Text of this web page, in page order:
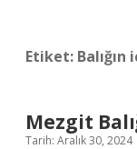
Etiket:
Mezgit
Tarih: Aralık 30, 2024